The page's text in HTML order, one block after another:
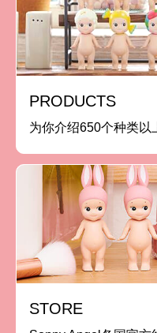
PRODUCTS
为你介绍650个种类以
STORE